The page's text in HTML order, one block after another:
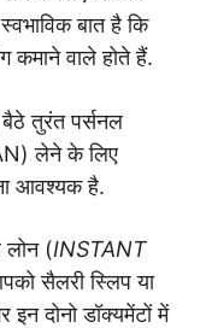
स्वभाविक बात है कि
कमाने वाले होते हैं.
तुरंत पर्सनल
लेने के लिए
आवश्यक है.
लोन (INSTANT
सैलरी स्लिप या
इन दोनो डॉक्यमेंटों में